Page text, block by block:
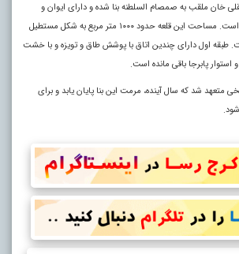
خان ملقب به صمصام السلطنه بنا شده و دارای ایوان و
پیشخوان ستون دار سنگی است. مساحت این قلعه حدود ۱۰۰۰ متر مربع به شکل مستطیل
طبقه اول دارای چندین اتاق با پوشش طاق و تویزه و با خشت
پابرجا باقی مانده است.
متعهد شد که سال آینده، مرمت این بنا پایان یابد و برای